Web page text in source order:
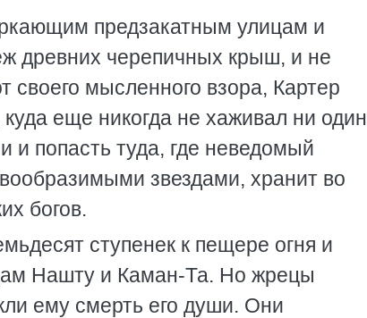
предзакатным улицам и
древних черепичных крыш, и не
своего мысленного взора, Картер
еще никогда не хаживал ни один
и попасть туда, где неведомый
звездами, хранит во
богов.
ступенек к пещере огня и
Нашту и Каман-Та. Но жрецы
ему смерть его души. Они